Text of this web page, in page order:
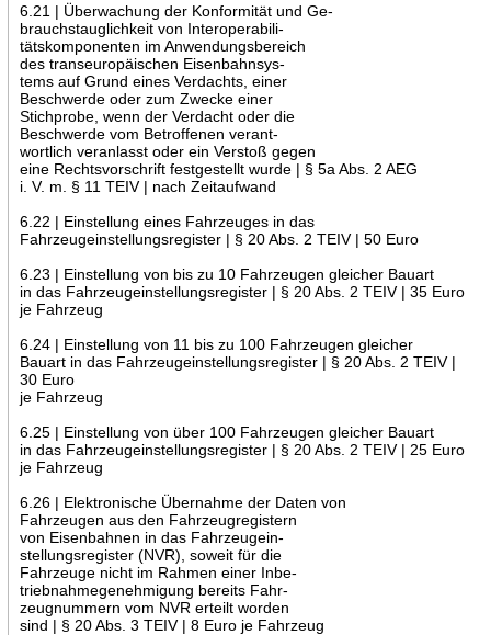
6.21 | Überwachung der Konformität und Ge-
brauchstauglichkeit von Interoperabili-
tätskomponenten im Anwendungsbereich
des transeuropäischen Eisenbahnsys-
tems auf Grund eines Verdachts, einer
Beschwerde oder zum Zwecke einer
Stichprobe, wenn der Verdacht oder die
Beschwerde vom Betroffenen verant-
wortlich veranlasst oder ein Verstoß gegen
eine Rechtsvorschrift festgestellt wurde | § 5a Abs. 2 AEG
i. V. m. § 11 TEIV | nach Zeitaufwand
6.22 | Einstellung eines Fahrzeuges in das
Fahrzeugeinstellungsregister | § 20 Abs. 2 TEIV | 50 Euro
6.23 | Einstellung von bis zu 10 Fahrzeugen gleicher Bauart
in das Fahrzeugeinstellungsregister | § 20 Abs. 2 TEIV | 35 Euro
je Fahrzeug
6.24 | Einstellung von 11 bis zu 100 Fahrzeugen gleicher
Bauart in das Fahrzeugeinstellungsregister | § 20 Abs. 2 TEIV |
30 Euro
je Fahrzeug
6.25 | Einstellung von über 100 Fahrzeugen gleicher Bauart
in das Fahrzeugeinstellungsregister | § 20 Abs. 2 TEIV | 25 Euro
je Fahrzeug
6.26 | Elektronische Übernahme der Daten von
Fahrzeugen aus den Fahrzeugregistern
von Eisenbahnen in das Fahrzeugein-
stellungsregister (NVR), soweit für die
Fahrzeuge nicht im Rahmen einer Inbe-
triebnahmegenehmigung bereits Fahr-
zeugnummern vom NVR erteilt worden
sind | § 20 Abs. 3 TEIV | 8 Euro je Fahrzeug